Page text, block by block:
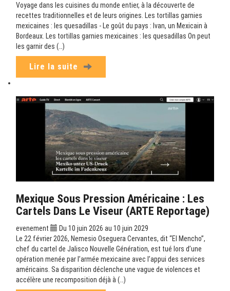
Voyage dans les cuisines du monde entier, à la découverte de
recettes traditionnelles et de leurs origines. Les tortillas garnies
mexicaines : les quesadillas - Le goût du pays : Ivan, un Mexicain à
Bordeaux. Les tortillas garnies mexicaines : les quesadillas On peut
les garnir des (…)
Lire la suite
Mexique Sous Pression Américaine : Les
Cartels Dans Le Viseur (ARTE Reportage)
evenement
Du 10 juin 2026 au 10 juin 2029
Le 22 février 2026, Nemesio Oseguera Cervantes, dit “El Mencho”,
chef du cartel de Jalisco Nouvelle Génération, est tué lors d’une
opération menée par l’armée mexicaine avec l’appui des services
américains. Sa disparition déclenche une vague de violences et
accélère une recomposition déjà à (…)